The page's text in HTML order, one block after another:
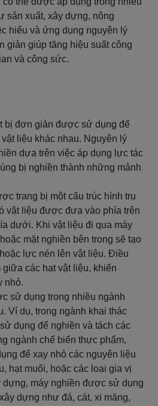
sản xuất, xây dựng, nông
hiểu và ứng dụng nguyên lý
giản giúp tăng hiệu suất công
và công sức.
bị đơn giản được sử dụng để
liệu khác nhau. Nguyên lý
dựa trên việc áp dụng lực tác
bị nghiền thành những mảnh
trang bị một cấu trúc hình trụ
vật liệu được đưa vào phía trên
dưới. Khi vật liệu đi qua máy
mặt nghiền bên trong sẽ tạo
lực nén lên vật liệu. Điều
các hạt vật liệu, khiến
nhỏ.
sử dụng trong nhiều ngành
Ví dụ, trong ngành khai thác
dụng để nghiền và tách các
ngành chế biến thực phẩm,
để xay nhỏ các nguyên liệu
hạt muối, hoặc các loại gia vị
dựng, máy nghiền được sử dụng
dựng như đá, cát, xi măng,